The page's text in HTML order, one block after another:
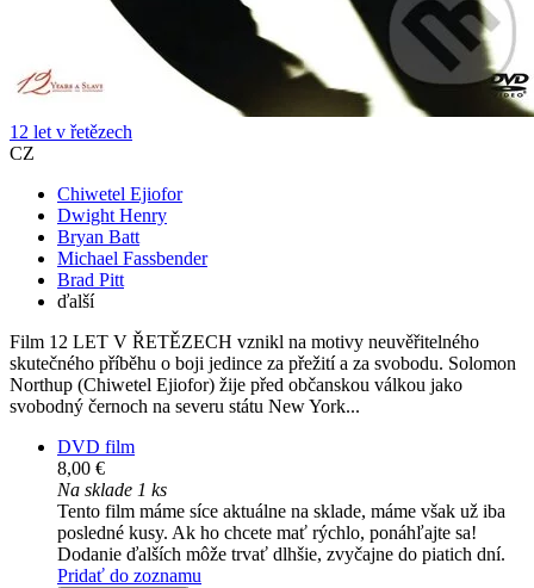
12 let v řetězech
CZ
Chiwetel Ejiofor
Dwight Henry
Bryan Batt
Michael Fassbender
Brad Pitt
ďalší
Film 12 LET V ŘETĚZECH vznikl na motivy neuvěřitelného
skutečného příběhu o boji jedince za přežití a za svobodu. Solomon
Northup (Chiwetel Ejiofor) žije před občanskou válkou jako
svobodný černoch na severu státu New York...
DVD film
8,00 €
Na sklade 1 ks
Tento film máme síce aktuálne na sklade, máme však už iba
posledné kusy. Ak ho chcete mať rýchlo, ponáhľajte sa!
Dodanie ďalších môže trvať dlhšie, zvyčajne do piatich dní.
Pridať do zoznamu